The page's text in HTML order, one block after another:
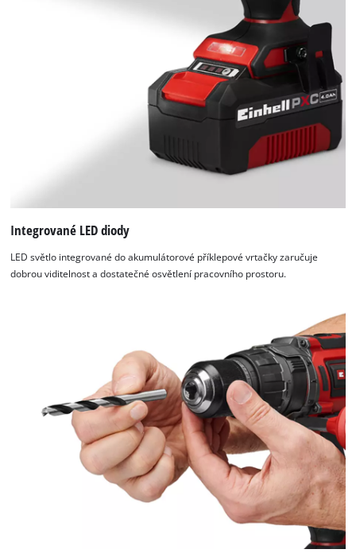
Integrované LED diody
LED světlo integrované do akumulátorové příklepové vrtačky zaručuje
dobrou viditelnost a dostatečné osvětlení pracovního prostoru.